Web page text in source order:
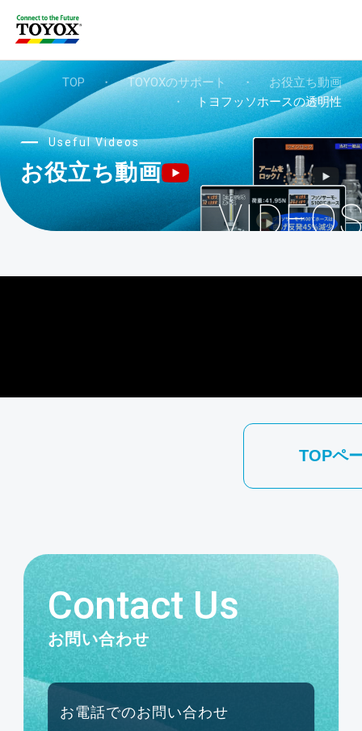
TOP ・ TOYOXのサポート ・
お役立ち動画
・
トヨフッソホースの透明性
Useful Videos
お役立ち動画
TOPペ
Contact Us
お問い合わせ
お電話でのお問い合わせ